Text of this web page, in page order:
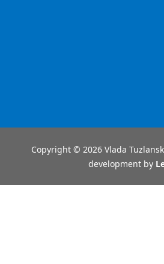
Copyright © 2026 Vlada
development by